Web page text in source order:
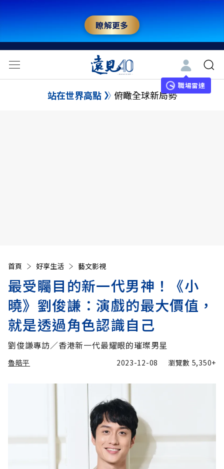
瞭解更多
職場雷達
站在世界高點 俯瞰全球新局勢
首頁 好享生活 藝文影視
最受矚目的新一代男神！《小
曉》劉俊謙：演戲的最大價值，
就是透過角色認識自己
劉俊謙專訪／香港新一代最耀眼的璀璨男星
魯皓平 2023-12-08 瀏覽數 5,350+